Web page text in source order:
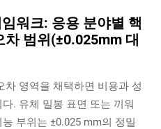
워크: 응용 분야별 핵
범위(±0.025mm 대
차 영역을 채택하면 비용과 성
. 유체 밀봉 표면 또는 끼워
부위는 ±0.025 mm의 정밀